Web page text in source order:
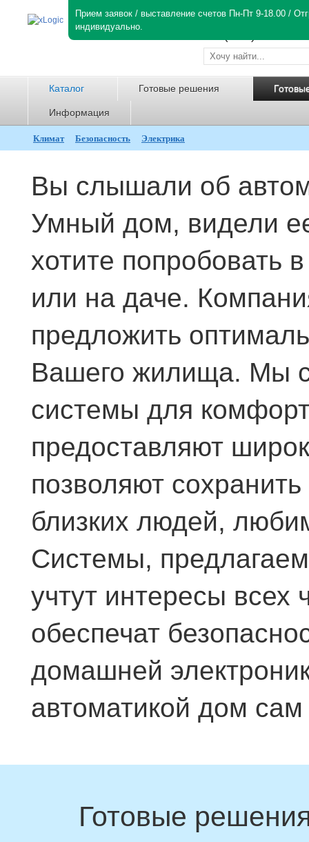
ПН-ПТ с 9:00 до 18:00
Каталог Готовые решения
Информация
Климат Безопасность Электрика
Вы слышали об
Умный дом, видели
хотите попробовать
или на даче.
предложить
Вашего жилища. Мы
системы для
предоставляют
позволяют
близких людей,
Системы,
учтут интересы
обеспечат
домашней
автоматикой дом сам
Готовые
Прием заявок / выставление счетов Пн-Пт 9-18.00 /
индивидуально.